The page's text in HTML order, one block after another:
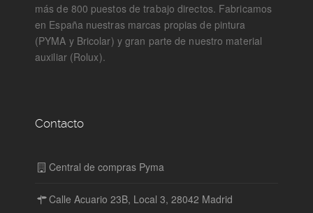
más de 800 puestos de trabajo directos. Fabricamos
en España nuestras marcas propias de pintura
(PYMA y Bricolar) y gran parte de nuestro material
auxiliar (Rolux).
Contacto
Central de compras Pyma
Calle Acuario 23B, Local 3, 28042 Madrid